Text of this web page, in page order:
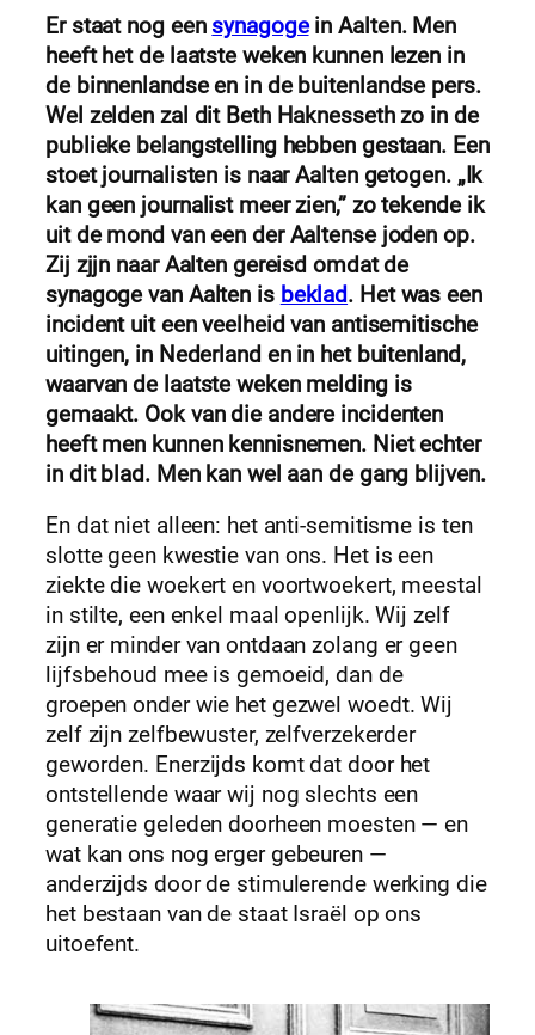
Er staat nog een synagogein Aalten. Men
heeft het de laatste weken kunnen lezen in
de binnenlandse en in de buitenlandse pers.
Wel zelden zal dit Beth Haknesseth zo in de
publieke belangstelling hebben gestaan. Een
stoet journalisten is naar Aalten getogen. „Ik
kan geen journalist meer zien,” zo tekende ik
uit de mond van een der Aaltense joden op.
Zij zjjn naar Aalten gereisd omdat de
synagoge van Aalten is beklad. Het was een
incident uit een veelheid van antisemitische
uitingen, in Nederland en in het buitenland,
waarvan de laatste weken melding is
gemaakt. Ook van die andere incidenten
heeft men kunnen kennisnemen. Niet echter
in dit blad. Men kan wel aan de gang blijven.
En dat niet alleen: het anti-semitisme is ten
slotte geen kwestie van ons. Het is een
ziekte die woekert en voortwoekert, meestal
in stilte, een enkel maal openlijk. Wij zelf
zijn er minder van ontdaan zolang er geen
lijfsbehoud mee is gemoeid, dan de
groepen onder wie het gezwel woedt. Wij
zelf zijn zelfbewuster, zelfverzekerder
geworden. Enerzijds komt dat door het
ontstellende waar wij nog slechts een
generatie geleden doorheen moesten — en
wat kan ons nog erger gebeuren —
anderzijds door de stimulerende werking die
het bestaan van de staat Israël op ons
uitoefent.